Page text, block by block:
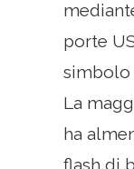
porte
simbolo
La
ha
flash di